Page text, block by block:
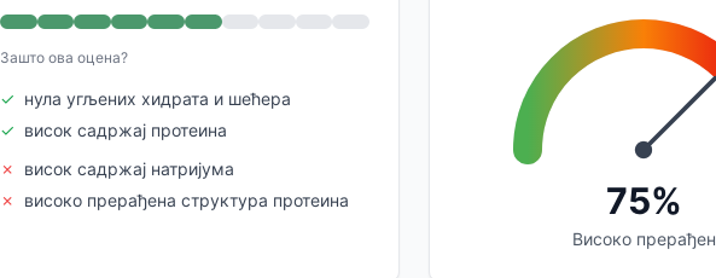
Зашто ова оцена?
✓ нула угљених хидрата и шећера
✓ висок садржај протеина
✗
висок садржај натријума
✗
високо прерађена структура протеина 75%
Високо прерађен